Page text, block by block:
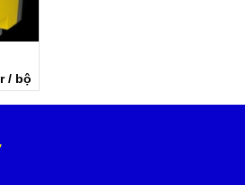
/ bộ